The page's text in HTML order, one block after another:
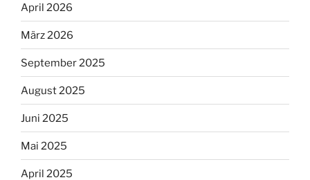
April 2026
März 2026
September 2025
August 2025
Juni 2025
Mai 2025
April 2025